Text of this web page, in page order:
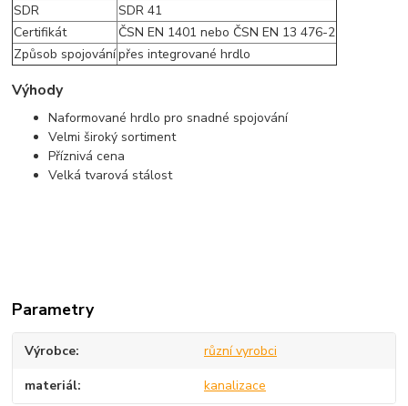
SDR
SDR 41
Certifikát
ČSN EN 1401 nebo ČSN EN 13 476-2
Způsob spojovánípřes integrované hrdlo
Výhody
Naformované hrdlo pro snadné spojování
Velmi široký sortiment
Příznivá cena
Velká tvarová stálost
Parametry
Výrobce různí vyrobci
materiál kanalizace